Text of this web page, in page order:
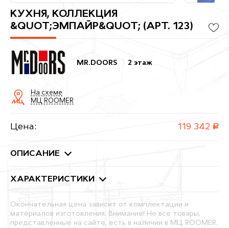
КУХНЯ, КОЛЛЕКЦИЯ
&QUOT;ЭМПАЙР&QUOT; (АРТ. 123)
MR.DOORS 2 этаж
На схеме
МЦ ROOMER
Цена: 119 342 руб.
ОПИСАНИЕ
ХАРАКТЕРИСТИКИ
Окончательная цена зависит от комплектации и
материалов изготовления. Внимание! Не все товары,
представленные на сайте, есть в наличии в МЦ ROOMER.